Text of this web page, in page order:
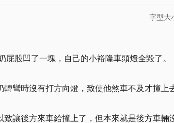
字型大
股凹了一塊，自己的小裕隆車頭燈全毀了。
彎時沒有打方向燈，致使他煞車不及才撞上
讓後方來車給撞上了，但本來就是後方車